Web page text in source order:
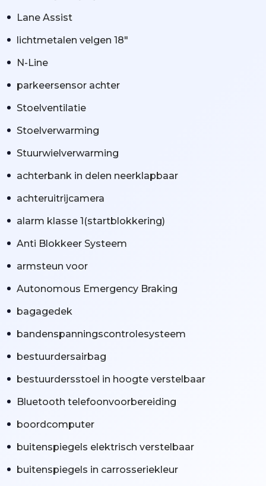
Lane Assist
lichtmetalen velgen 18"
N-Line
parkeersensor achter
Stoelventilatie
Stoelverwarming
Stuurwielverwarming
achterbank in delen neerklapbaar
achteruitrijcamera
alarm klasse 1(startblokkering)
Anti Blokkeer Systeem
armsteun voor
Autonomous Emergency Braking
bagagedek
bandenspanningscontrolesysteem
bestuurdersairbag
bestuurdersstoel in hoogte verstelbaar
Bluetooth telefoonvoorbereiding
boordcomputer
buitenspiegels elektrisch verstelbaar
buitenspiegels in carrosseriekleur